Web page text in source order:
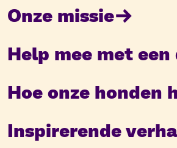
Onze missie
Help mee met
Hoe onze honden
Inspirerende